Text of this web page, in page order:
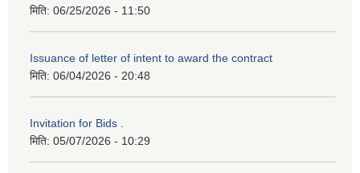
मिति: 06/25/2026 - 11:50
Issuance of letter of intent to award the contract
मिति: 06/04/2026 - 20:48
Invitation for Bids .
मिति: 05/07/2026 - 10:29